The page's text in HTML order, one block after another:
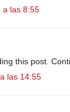
a las 8:55
this post.
las 14:55